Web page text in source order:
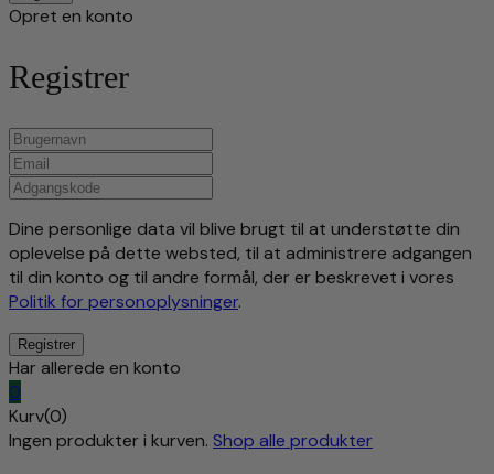
Opret en konto
Registrer
Dine personlige data vil blive brugt til at understøtte din
oplevelse på dette websted, til at administrere adgangen
til din konto og til andre formål, der er beskrevet i vores
Politik for personoplysninger.
Har allerede en konto
0
Kurv(0)
Ingen produkter i kurven. Shop alle produkter